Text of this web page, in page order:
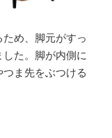
め、脚元がすっ
た。脚が内側に
ま先をぶつける